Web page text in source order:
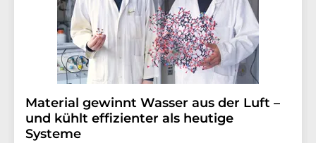
Material gewinnt Wasser aus der Luft –
und kühlt effizienter als heutige
Systeme